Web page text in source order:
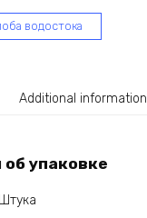
водостока
Additional information
упаковке